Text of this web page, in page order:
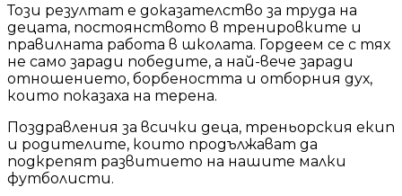
Този резултат е доказателство за труда на
децата, постоянството в тренировките и
правилната работа в школата. Гордеем се с тях
не само заради победите, а най-вече заради
отношението, борбеността и отборния дух,
които показаха на терена.
Поздравления за всички деца, треньорския екип
и родителите, които продължават да
подкрепят развитието на нашите малки
футболисти.